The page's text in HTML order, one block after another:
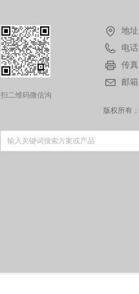
扫二维码微信沟
地
电
传
邮
版权所有：